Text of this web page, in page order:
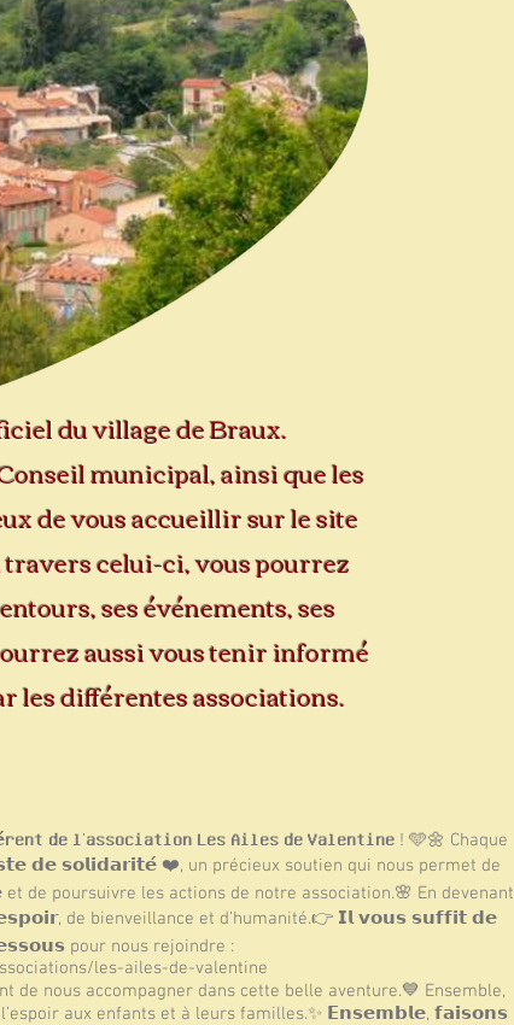
du village de Braux.
municipal, ainsi que les
de vous accueillir sur le site
celui-ci, vous pourrez
ses événements, ses
aussi vous tenir informé
les différentes associations.
𝗱𝗲 𝗹’𝗮𝘀𝘀𝗼𝗰𝗶𝗮𝘁𝗶𝗼𝗻 𝗟𝗲𝘀 𝗔𝗶𝗹𝗲𝘀 𝗱𝗲 𝗩𝗮𝗹𝗲𝗻𝘁𝗶𝗻𝗲 ! 🩵🌼 Chaque
𝗱𝗲 𝘀𝗼𝗹𝗶𝗱𝗮𝗿𝗶𝘁𝗲́ ❤️, un précieux soutien qui nous permet de
poursuivre les actions de notre association.🌸 En devenant
de bienveillance et d’humanité.👉 𝗜𝗹 𝘃𝗼𝘂𝘀 𝘀𝘂𝗳𝗳𝗶𝘁 𝗱𝗲
pour nous rejoindre :
les-ailes-de-valentine
nous accompagner dans cette belle aventure.💙 Ensemble,
aux enfants et à leurs familles.✨ 𝗘𝗻𝘀𝗲𝗺𝗯𝗹𝗲, 𝗳𝗮𝗶𝘀𝗼𝗻𝘀